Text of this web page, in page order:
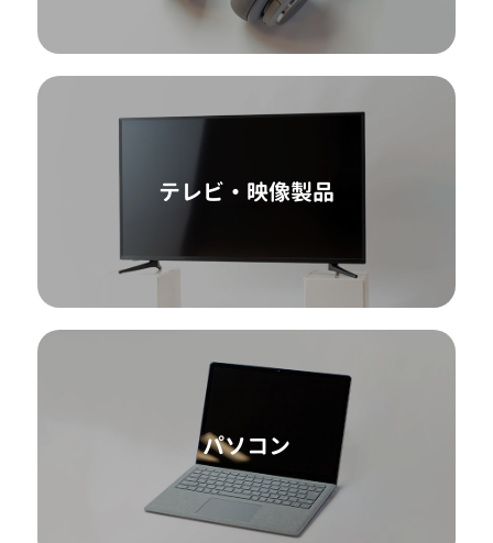
テレビ・映像製品
パソコン